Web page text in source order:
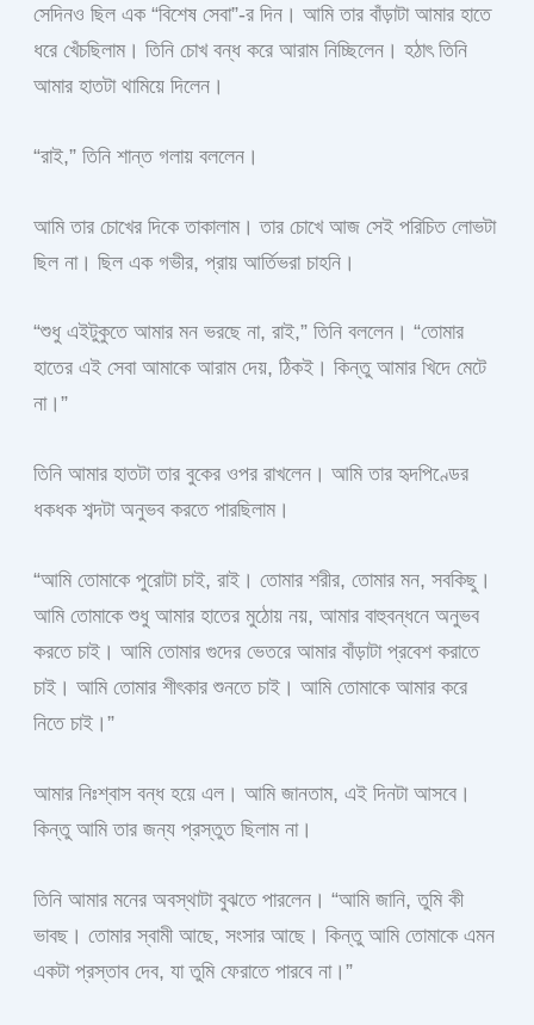
সেদিনও ছিল এক “বিশেষ সেবা”-র দিন। আমি তার বাঁড়াটা আমার হাতে
ধরে খেঁচছিলাম। তিনি চোখ বন্ধ করে আরাম নিচ্ছিলেন। হঠাৎ তিনি
আমার হাতটা থামিয়ে দিলেন।
“রাই,” তিনি শান্ত গলায় বললেন।
আমি তার চোখের দিকে তাকালাম। তার চোখে আজ সেই পরিচিত লোভটা
ছিল না। ছিল এক গভীর, প্রায় আর্তিভরা চাহনি।
“শুধু এইটুকুতে আমার মন ভরছে না, রাই,” তিনি বললেন। “তোমার
হাতের এই সেবা আমাকে আরাম দেয়, ঠিকই। কিন্তু আমার খিদে মেটে
না।”
তিনি আমার হাতটা তার বুকের ওপর রাখলেন। আমি তার হৃদপিণ্ডের
ধকধক শব্দটা অনুভব করতে পারছিলাম।
“আমি তোমাকে পুরোটা চাই, রাই। তোমার শরীর, তোমার মন, সবকিছু।
আমি তোমাকে শুধু আমার হাতের মুঠোয় নয়, আমার বাহুবন্ধনে অনুভব
করতে চাই। আমি তোমার গুদের ভেতরে আমার বাঁড়াটা প্রবেশ করাতে
চাই। আমি তোমার শীৎকার শুনতে চাই। আমি তোমাকে আমার করে
নিতে চাই।”
আমার নিঃশ্বাস বন্ধ হয়ে এল। আমি জানতাম, এই দিনটা আসবে।
কিন্তু আমি তার জন্য প্রস্তুত ছিলাম না।
তিনি আমার মনের অবস্থাটা বুঝতে পারলেন। “আমি জানি, তুমি কী
ভাবছ। তোমার স্বামী আছে, সংসার আছে। কিন্তু আমি তোমাকে এমন
একটা প্রস্তাব দেব, যা তুমি ফেরাতে পারবে না।”